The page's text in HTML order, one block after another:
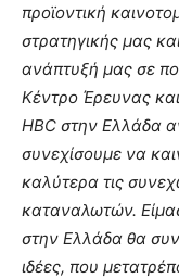
προϊοντική
στρατηγικής μας
ανάπτυξή μας σε
Κέντρο Έρευνας
HBC στην Ελλάδα
συνεχίσουμε να
καλύτερα τις
καταναλωτών.
στην Ελλάδα θα
ιδέες, που